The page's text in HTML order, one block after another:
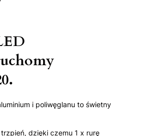
i poliwęglanu to świetny
dzięki czemu 1 x rurę